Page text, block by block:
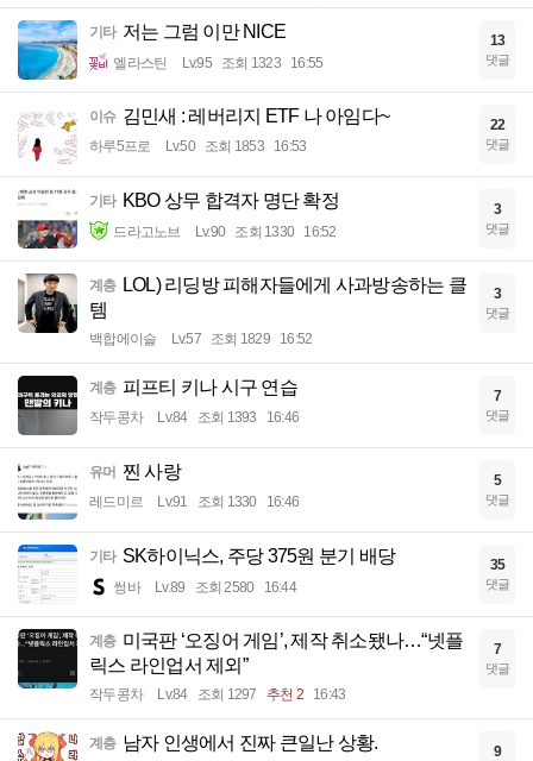
기타 저는 그럼 이만 NICE
엘라스틴 Lv.95 조회 1323 16:55
13
댓글
이슈 김민새 : 레버리지 ETF 나 아임다~
하루5프로 Lv.50 조회 1853 16:53
22
댓글
기타 KBO 상무 합격자 명단 확정
드라고노브 Lv.90 조회 1330 16:52
3
댓글
계층
LOL) 리딩방 피해자들에게 사과방송하는 클
템
백합에이슬 Lv.57 조회 1829 16:52
3
댓글
계층 피프티 키나 시구 연습
작두콩차 Lv.84 조회 1393 16:46
7
댓글
유머 찐 사랑
레드미르 Lv.91 조회 1330 16:46
5
댓글
기타 SK하이닉스, 주당 375원 분기 배당
썽바 Lv.89 조회 2580 16:44
35
댓글
계층 미국판 ‘오징어 게임’, 제작 취소됐나…“넷플
릭스 라인업서 제외”
작두콩차 Lv.84 조회 1297 추천 2 16:43
7
댓글
계층 남자 인생에서 진짜 큰일난 상황. 9